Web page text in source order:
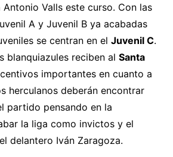
Valls este curso. Con las
A y Juvenil B ya acabadas
se centran en el Juvenil C.
blanquiazules reciben al Santa
importantes en cuanto a
herculanos deberán encontrar
partido pensando en la
la liga como invictos y el
delantero Iván Zaragoza.